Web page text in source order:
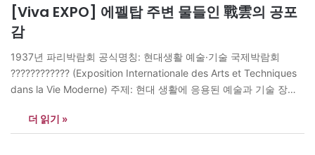
[Viva EXPO] 에펠탑 주변 물들인 戰雲의 공포
감
1937년 파리박람회 공식명칭: 현대생활 예술·기술 국제박람회
???????????? (Exposition Internationale des Arts et Techniques
dans la Vie Moderne) 주제: 현대 생활에 응용된 예술과 기술 장소:
마크: 평화의 기둥, 샤요(Chaillot)궁 박람회장 규모: 105헥타르(31
만7625평) 전시물 출품자: 1만 1000명 참가국: 46개국 관람객:
더 읽기 »